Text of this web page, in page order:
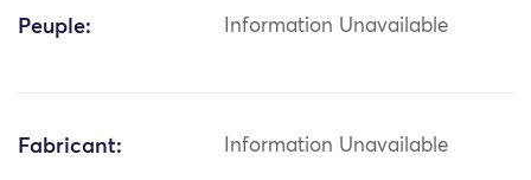
Peuple: Information Unavailable
Fabricant: Information Unavailable